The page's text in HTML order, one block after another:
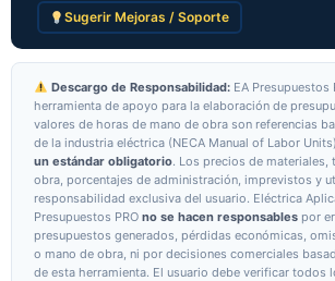
Sugerir Mejoras / Soporte
Descargo de Responsabilidad:EA Presupuestos
herramienta de apoyo para la elaboración de
valores de horas de mano de obra son referencias
de la industria eléctrica (NECA Manual of Labor
un estándar obligatorio. Los precios de materiales,
obra, porcentajes de administración, imprevistos y
responsabilidad exclusiva del usuario. Eléctrica
Presupuestos PRO no se hacen responsables por
presupuestos generados, pérdidas económicas,
o mano de obra, ni por decisiones comerciales
de esta herramienta. El usuario debe verificar todos